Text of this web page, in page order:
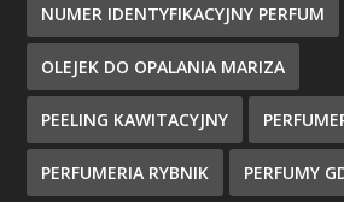
NUMER IDENTYFIKACYJNY PERFUM
OLEJEK DO OPALANIA MARIZA
PEELING KAWITACYJNY
PERFUMERIA RYBNIK PERFUMY